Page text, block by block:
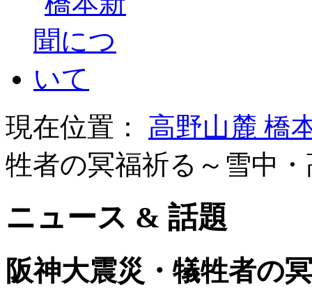
現在位置： 高野山麓 橋
牲者の冥福祈る～雪中
ニュース & 話題
阪神大震災・犠牲者の